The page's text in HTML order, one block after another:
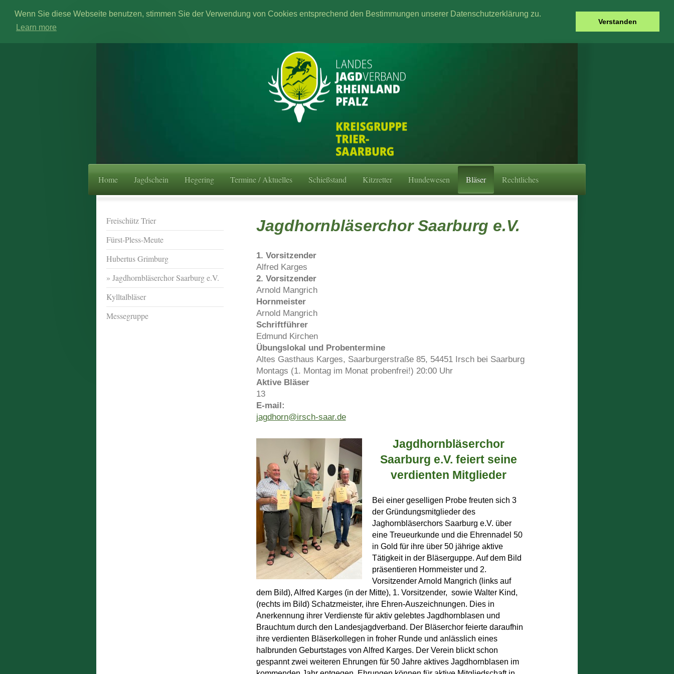
Wenn Sie diese Webseite benutzen, stimmen Sie der Verwendung von Cookies entsprechend den Bestimmungen unserer Datenschutzerklärung zu.
Learn more
Verstanden
Home Jagdschein Hegering Termine / Aktuelles Schießstand Kitzretter Hundewesen Bläser Rechtliches
Jagdhornbläserchor Saarburg e.V.
1. Vorsitzender
Alfred Karges
2. Vorsitzender
Arnold Mangrich
Hornmeister
Arnold Mangrich
Schriftführer
Edmund Kirchen
Übungslokal und Probentermine
Altes Gasthaus Karges, Saarburgerstraße 85, 54451 Irsch bei Saarburg
Montags (1. Montag im Monat probenfrei!) 20:00 Uhr
Aktive Bläser
13
E-mail:
jagdhorn@irsch-saar.de
Jagdhornbläserchor
Saarburg e.V. feiert seine
verdienten Mitglieder
Bei einer geselligen Probe freuten sich 3
der Gründungsmitglieder des
Jaghornbläserchors Saarburg e.V. über
eine Treueurkunde und die Ehrennadel 50
in Gold für ihre über 50 jährige aktive
Tätigkeit in der Bläserguppe. Auf dem Bild
präsentieren Hornmeister und 2.
Vorsitzender Arnold Mangrich (links auf
dem Bild), Alfred Karges (in der Mitte), 1. Vorsitzender, sowie Walter Kind,
(rechts im Bild) Schatzmeister, ihre Ehren-Auszeichnungen. Dies in
Anerkennung ihrer Verdienste für aktiv gelebtes Jagdhornblasen und
Brauchtum durch den Landesjagdverband. Der Bläserchor feierte daraufhin
ihre verdienten Bläserkollegen in froher Runde und anlässlich eines
halbrunden Geburtstages von Alfred Karges. Der Verein blickt schon
gespannt zwei weiteren Ehrungen für 50 Jahre aktives Jagdhornblasen im
Freischütz Trier
Fürst-Pless-Meute
Hubertus Grimburg
Jagdhornbläserchor Saarburg e.V.
Kylltalbläser
Messegruppe